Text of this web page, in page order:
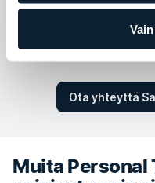
Lauantai
Ota yhteyttä
Muita Personal